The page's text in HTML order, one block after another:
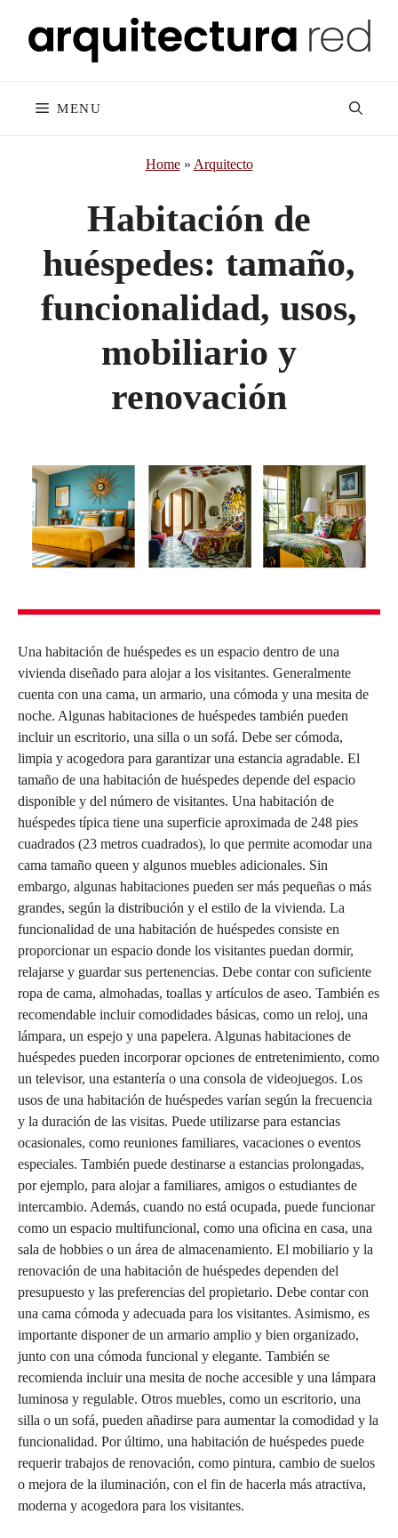
content
MENU
Home» Arquitecto
Habitación de
huéspedes: tamaño,
funcionalidad, usos,
mobiliario y
renovación
Una habitación de huéspedes es un espacio dentro de una
vivienda diseñado para alojar a los visitantes. Generalmente
cuenta con una cama, un armario, una cómoda y una mesita de
noche. Algunas habitaciones de huéspedes también pueden
incluir un escritorio, una silla o un sofá. Debe ser cómoda,
limpia y acogedora para garantizar una estancia agradable. El
tamaño de una habitación de huéspedes depende del espacio
disponible y del número de visitantes. Una habitación de
huéspedes típica tiene una superficie aproximada de 248 pies
cuadrados (23 metros cuadrados), lo que permite acomodar una
cama tamaño queen y algunos muebles adicionales. Sin
embargo, algunas habitaciones pueden ser más pequeñas o más
grandes, según la distribución y el estilo de la vivienda. La
funcionalidad de una habitación de huéspedes consiste en
proporcionar un espacio donde los visitantes puedan dormir,
relajarse y guardar sus pertenencias. Debe contar con suficiente
ropa de cama, almohadas, toallas y artículos de aseo. También es
recomendable incluir comodidades básicas, como un reloj, una
lámpara, un espejo y una papelera. Algunas habitaciones de
huéspedes pueden incorporar opciones de entretenimiento, como
un televisor, una estantería o una consola de videojuegos. Los
usos de una habitación de huéspedes varían según la frecuencia
y la duración de las visitas. Puede utilizarse para estancias
ocasionales, como reuniones familiares, vacaciones o eventos
especiales. También puede destinarse a estancias prolongadas,
por ejemplo, para alojar a familiares, amigos o estudiantes de
intercambio. Además, cuando no está ocupada, puede funcionar
como un espacio multifuncional, como una oficina en casa, una
sala de hobbies o un área de almacenamiento. El mobiliario y la
renovación de una habitación de huéspedes dependen del
presupuesto y las preferencias del propietario. Debe contar con
una cama cómoda y adecuada para los visitantes. Asimismo, es
importante disponer de un armario amplio y bien organizado,
junto con una cómoda funcional y elegante. También se
recomienda incluir una mesita de noche accesible y una lámpara
luminosa y regulable. Otros muebles, como un escritorio, una
silla o un sofá, pueden añadirse para aumentar la comodidad y la
funcionalidad. Por último, una habitación de huéspedes puede
requerir trabajos de renovación, como pintura, cambio de suelos
o mejora de la iluminación, con el fin de hacerla más atractiva,
moderna y acogedora para los visitantes.